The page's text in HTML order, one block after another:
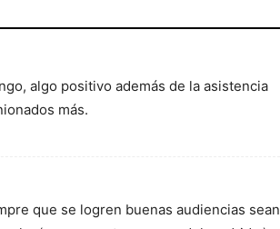
algo positivo además de la asistencia
más.
que se logren buenas audiencias sean